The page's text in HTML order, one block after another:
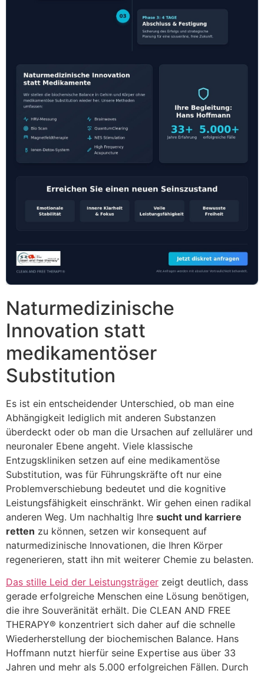
Naturmedizinische
Innovation statt
medikamentöser
Substitution
Es ist ein entscheidender Unterschied, ob man eine
Abhängigkeit lediglich mit anderen Substanzen
überdeckt oder ob man die Ursachen auf zellulärer und
neuronaler Ebene angeht. Viele klassische
Entzugskliniken setzen auf eine medikamentöse
Substitution, was für Führungskräfte oft nur eine
Problemverschiebung bedeutet und die kognitive
Leistungsfähigkeit einschränkt. Wir gehen einen radikal
anderen Weg. Um nachhaltig Ihre sucht und karriere
retten zu können, setzen wir konsequent auf
naturmedizinische Innovationen, die Ihren Körper
regenerieren, statt ihn mit weiterer Chemie zu belasten.
Das stille Leid der Leistungsträger zeigt deutlich, dass
gerade erfolgreiche Menschen eine Lösung benötigen,
die ihre Souveränität erhält. Die CLEAN AND FREE
THERAPY® konzentriert sich daher auf die schnelle
Wiederherstellung der biochemischen Balance. Hans
Hoffmann nutzt hierfür seine Expertise aus über 33
Jahren und mehr als 5.000 erfolgreichen Fällen. Durch